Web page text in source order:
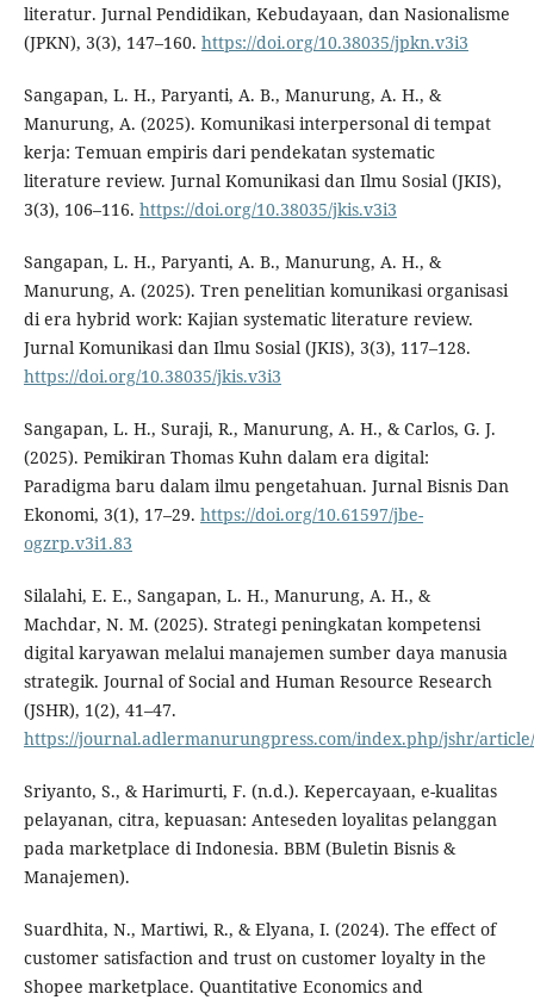
literatur. Jurnal Pendidikan, Kebudayaan, dan Nasionalisme
(JPKN), 3(3), 147–160. https://doi.org/10.38035/jpkn.v3i3
Sangapan, L. H., Paryanti, A. B., Manurung, A. H., &
Manurung, A. (2025). Komunikasi interpersonal di tempat
kerja: Temuan empiris dari pendekatan systematic
literature review. Jurnal Komunikasi dan Ilmu Sosial (JKIS),
3(3), 106–116. https://doi.org/10.38035/jkis.v3i3
Sangapan, L. H., Paryanti, A. B., Manurung, A. H., &
Manurung, A. (2025). Tren penelitian komunikasi organisasi
di era hybrid work: Kajian systematic literature review.
Jurnal Komunikasi dan Ilmu Sosial (JKIS), 3(3), 117–128.
https://doi.org/10.38035/jkis.v3i3
Sangapan, L. H., Suraji, R., Manurung, A. H., & Carlos, G. J.
(2025). Pemikiran Thomas Kuhn dalam era digital:
Paradigma baru dalam ilmu pengetahuan. Jurnal Bisnis Dan
Ekonomi, 3(1), 17–29. https://doi.org/10.61597/jbe-
ogzrp.v3i1.83
Silalahi, E. E., Sangapan, L. H., Manurung, A. H., &
Machdar, N. M. (2025). Strategi peningkatan kompetensi
digital karyawan melalui manajemen sumber daya manusia
strategik. Journal of Social and Human Resource Research
(JSHR), 1(2), 41–47.
https://journal.adlermanurungpress.com/index.php/jshr/
Sriyanto, S., & Harimurti, F. (n.d.). Kepercayaan, e-kualitas
pelayanan, citra, kepuasan: Anteseden loyalitas pelanggan
pada marketplace di Indonesia. BBM (Buletin Bisnis &
Manajemen).
Suardhita, N., Martiwi, R., & Elyana, I. (2024). The effect of
customer satisfaction and trust on customer loyalty in the
Shopee marketplace. Quantitative Economics and